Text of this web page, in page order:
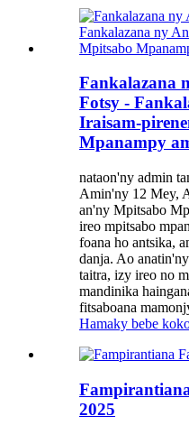
Fankalazana
Fotsy -
Iraisam-
Mpanampy
nataon'ny admin
Amin'ny 12 Mey,
an'ny Mpitsabo
ireo mpitsabo
foana ho antsika,
danja.​ Ao
taitra, izy ireo no
mandinika
fitsaboana
Hamaky bebe
2025